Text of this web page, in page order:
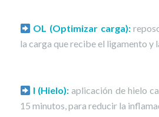
OL (Optimizar carga):
la carga que recibe el ligamento y
I (Hielo): aplicación de hielo
15 minutos, para reducir la